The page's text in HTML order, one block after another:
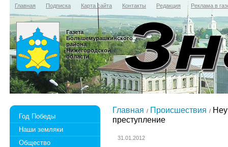
Главная Подписка Карта сайта Контакты Редакция Реклама в
Газета
Большемурашкинского
района
Нижегородской
области
Год Победы
Наши земляки
Общество
Главная Происшествия
преступление
31.01.2012